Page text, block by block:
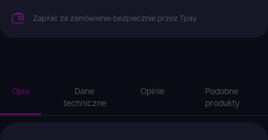
Zapłać za zamówienie bezpiecznie przez Tpay
Opis
Dane
techniczne
Opinie
Podobne
produkty